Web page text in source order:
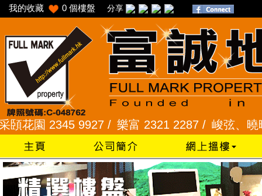
我的收藏 0 個樓盤 分享
園 2345 9927 /樂富 2321 2287 /峻弦、曉暉花